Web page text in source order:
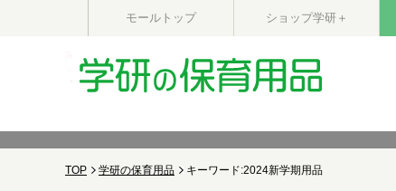
モールトップ ショップ学研＋
TOP 学研の保育用品 キーワード:2024新学期用品